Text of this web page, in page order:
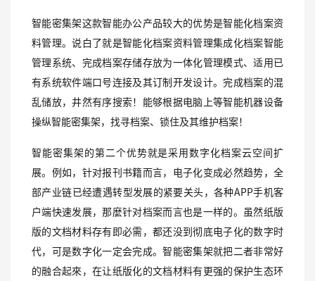
智能密集架这款智能办公产品较大的优势是智能化档案资
料管理。说白了就是智能化档案资料管理集成化档案智能
管理系统、完成档案存储存放为一体化管理模式、适用已
有系统软件端口号连接及其订制开发设计。完成档案的混
乱储放，井然有序搜索！能够根据电脑上等智能机器设备
操纵智能密集架，找寻档案、锁住及其维护档案！
智能密集架的第二个优势就是采用数字化档案云空间扩
展。例如，针对报刊书籍而言，电子化变成必然趋势，全
部产业链已经遭遇转型发展的紧要关头，各种APP手机客
户端快速发展，那麼针对档案而言也是一样的。虽然纸版
版的文档材料存有即必需，都还没到彻底电子化的数字时
代，可是数字化一定会完成。智能密集架就把二者非常好
的融合起來，在让纸版化的文档材料有更强的保护生态环